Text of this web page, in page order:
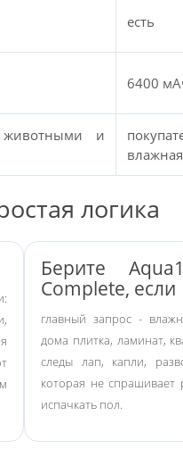
есть
6400
и
логика
Берите
Complete, если
главный запрос -
дома плитка, ламинат,
следы лап, капли,
которая не спрашивает
испачкать пол.